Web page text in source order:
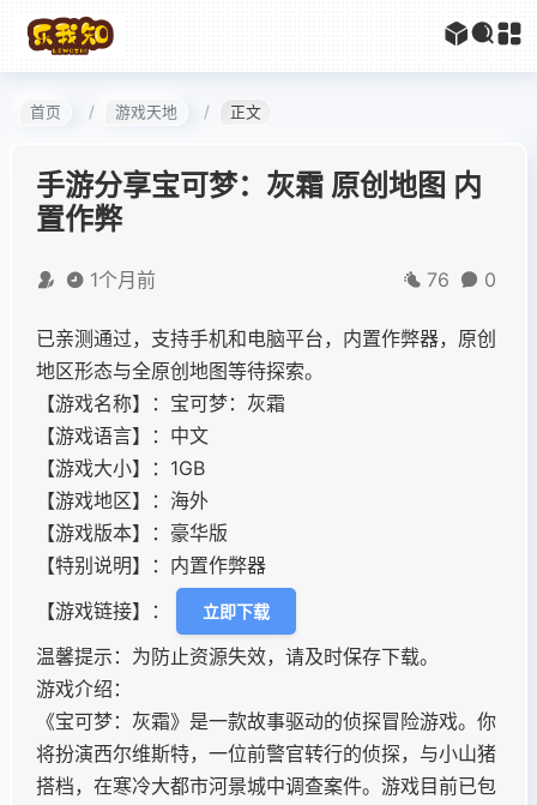
首页 游戏天地 正文
手游分享宝可梦：灰霜 原创地图 内
置作弊
1个月前 76 0
已亲测通过，支持手机和电脑平台，内置作弊器，原创
地区形态与全原创地图等待探索。
【游戏名称】：宝可梦：灰霜
【游戏语言】：中文
【游戏大小】：1GB
【游戏地区】：海外
【游戏版本】：豪华版
【特别说明】：内置作弊器
【游戏链接】：
立即下载
温馨提示：为防止资源失效，请及时保存下载。
游戏介绍：
《宝可梦：灰霜》是一款故事驱动的侦探冒险游戏。你
将扮演西尔维斯特，一位前警官转行的侦探，与小山猪
搭档，在寒冷大都市河景城中调查案件。游戏目前已包